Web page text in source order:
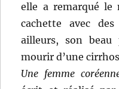
elle a remarqué le
cachette avec
ailleurs, son
mourir d’une
Une femme